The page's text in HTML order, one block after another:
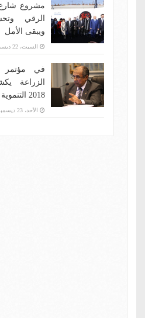
الرقي
ويبقى الأمل
السبت، 22 ديسمبر 2018 01:00 م
في مؤتمر
الزراعة
2018 التنموية
الأحد، 23 ديسمبر 2018 06:00 م